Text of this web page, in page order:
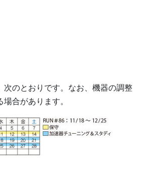
のとおりです。なお、機器の調整
合があります。